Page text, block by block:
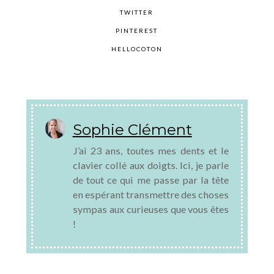
TWITTER
PINTEREST
HELLOCOTON
Sophie Clément
J’ai 23 ans, toutes mes dents et le
clavier collé aux doigts. Ici, je parle
de tout ce qui me passe par la tête
en espérant transmettre des choses
sympas aux curieuses que vous êtes
!